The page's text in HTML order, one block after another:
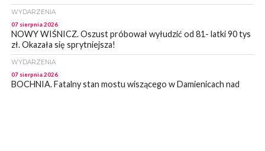
WYDARZENIA
07 sierpnia 2026
NOWY WIŚNICZ. Oszust próbował wyłudzić od 81- latki 90 tys
zł. Okazała się sprytniejsza!
WYDARZENIA
07 sierpnia 2026
BOCHNIA. Fatalny stan mostu wiszącego w Damienicach nad